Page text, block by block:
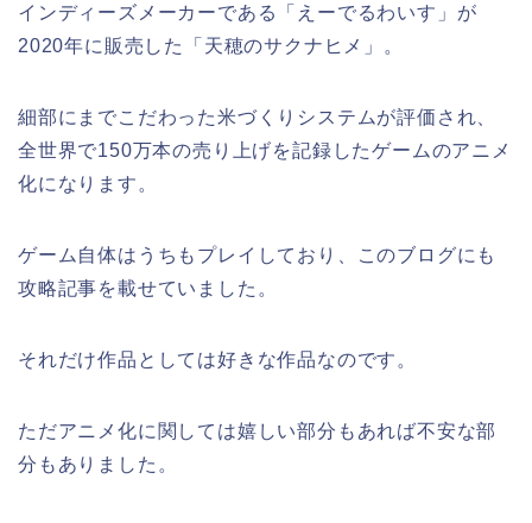
インディーズメーカーである「えーでるわいす」が
2020年に販売した「天穂のサクナヒメ」。
細部にまでこだわった米づくりシステムが評価され、
全世界で150万本の売り上げを記録したゲームのアニメ
化になります。
ゲーム自体はうちもプレイしており、このブログにも
攻略記事を載せていました。
それだけ作品としては好きな作品なのです。
ただアニメ化に関しては嬉しい部分もあれば不安な部
分もありました。